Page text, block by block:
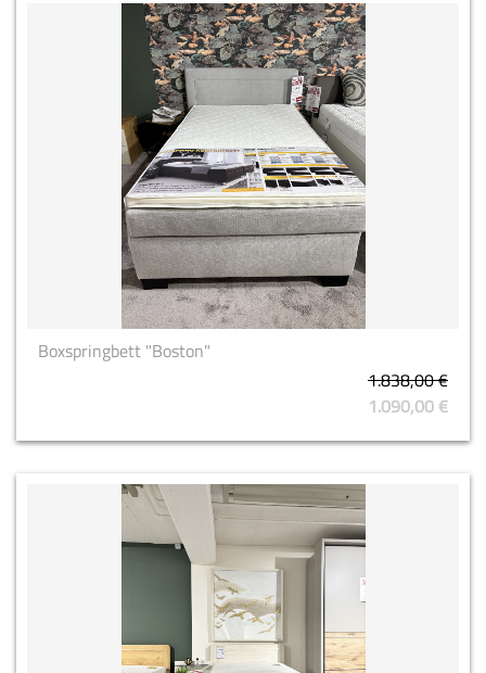
Boxspringbett "Boston"
1.838,00 €
1.090,00 €